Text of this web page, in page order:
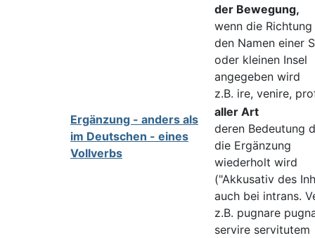
Ergänzung - anders als
im Deutschen - eines
Vollverbs
der Bewegung,
wenn die
den Namen einer
oder kleinen Insel
angegeben wird
z.B. ire, venire,
aller Art
deren Bedeutung
die Ergänzung
wiederholt wird
("Akkusativ des
auch bei intrans.
z.B. pugnare
servire servitutem